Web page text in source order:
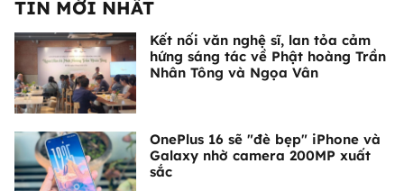
TIN MỚI NHẤT
Kết nối văn nghệ sĩ, lan tỏa cảm
hứng sáng tác về Phật hoàng Trần
Nhân Tông và Ngọa Vân
OnePlus 16 sẽ "đè bẹp" iPhone và
Galaxy nhờ camera 200MP xuất
sắc